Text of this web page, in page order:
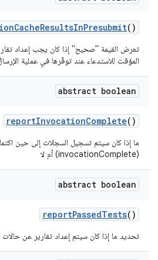
CacheResultsInPresubmit()
تعرض القيمة "صحيح" إذا كان يجب إعداد
المؤقت للاستدعاء عند توفّرها في عملية
abstract boolean
reportInvocationComplete()
ما إذا كان سيتم تسجيل السجلات إلى حين
(invocationComplete) أم لا
abstract boolean
reportPassedTests()
تحديد ما إذا كان سيتم إعداد تقارير عن حالات